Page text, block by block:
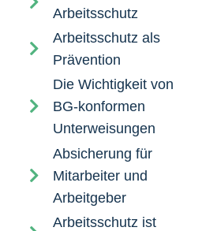
Arbeitsschutz
Arbeitsschutz als
Prävention
Die Wichtigkeit von
BG-konformen
Unterweisungen
Absicherung für
Mitarbeiter und
Arbeitgeber
Arbeitsschutz ist